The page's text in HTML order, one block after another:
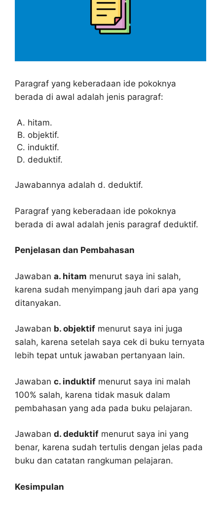
Paragraf yang keberadaan ide pokoknya
berada di awal adalah jenis paragraf:
hitam.
objektif.
induktif.
deduktif.
Jawabannya adalah d. deduktif.
Paragraf yang keberadaan ide pokoknya
berada di awal adalah jenis paragraf deduktif.
Penjelasan dan Pembahasan
Jawaban a. hitam menurut saya ini salah,
karena sudah menyimpang jauh dari apa yang
ditanyakan.
Jawaban b. objektif menurut saya ini juga
salah, karena setelah saya cek di buku ternyata
lebih tepat untuk jawaban pertanyaan lain.
Jawaban c. induktif menurut saya ini malah
100% salah, karena tidak masuk dalam
pembahasan yang ada pada buku pelajaran.
Jawaban d. deduktif menurut saya ini yang
benar, karena sudah tertulis dengan jelas pada
buku dan catatan rangkuman pelajaran.
Kesimpulan